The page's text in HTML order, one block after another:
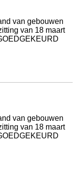
van gebouwen
van 18 maart
van gebouwen
van 18 maart